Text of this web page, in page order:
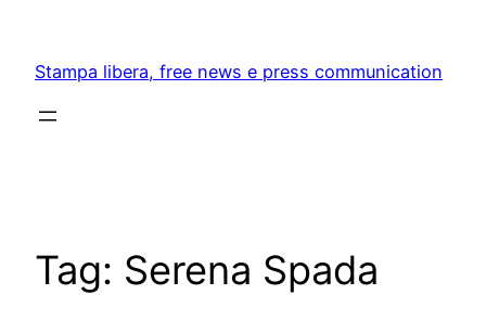
content
Stampa libera, free news e press communication
Tag: Serena Spada